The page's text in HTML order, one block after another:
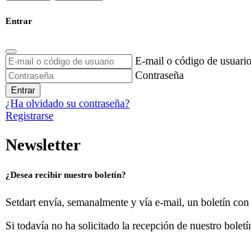
Entrar
E-mail o código de usuario
Contraseña
Entrar
¿Ha olvidado su contraseña?
Registrarse
Newsletter
¿Desea recibir nuestro boletín?
Setdart envía, semanalmente y vía e-mail, un boletín con
Si todavía no ha solicitado la recepción de nuestro